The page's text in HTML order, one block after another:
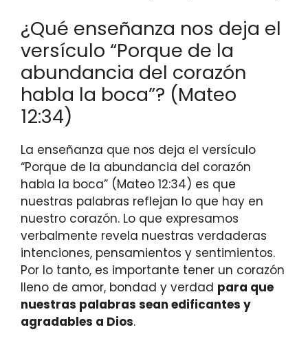
¿Qué enseñanza nos deja el
versículo “Porque de la
abundancia del corazón
habla la boca”? (Mateo
12:34)
La enseñanza que nos deja el versículo
“Porque de la abundancia del corazón
habla la boca” (Mateo 12:34) es que
nuestras palabras reflejan lo que hay en
nuestro corazón. Lo que expresamos
verbalmente revela nuestras verdaderas
intenciones, pensamientos y sentimientos.
Por lo tanto, es importante tener un corazón
lleno de amor, bondad y verdad para que
nuestras palabras sean edificantes y
agradables a Dios.